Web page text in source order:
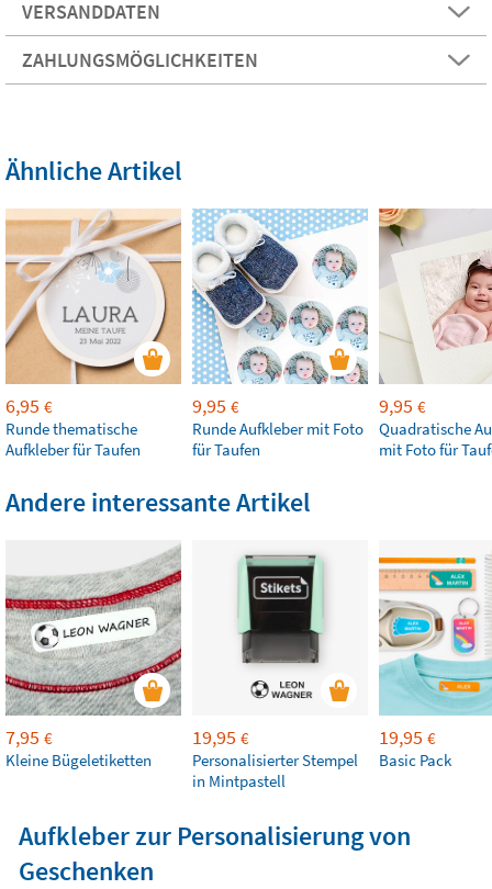
VERSANDDATEN
ZAHLUNGSMÖGLICHKEITEN
Ähnliche Artikel
6,95 €
Runde thematische
Aufkleber für Taufen
9,95 €
Runde Aufkleber mit Foto
für Taufen
9,95 €
Quadratische
mit Foto für
Andere interessante Artikel
7,95 €
Kleine Bügeletiketten
19,95 €
Personalisierter Stempel
in Mintpastell
19,95 €
Basic Pack
Aufkleber zur Personalisierung von
Geschenken